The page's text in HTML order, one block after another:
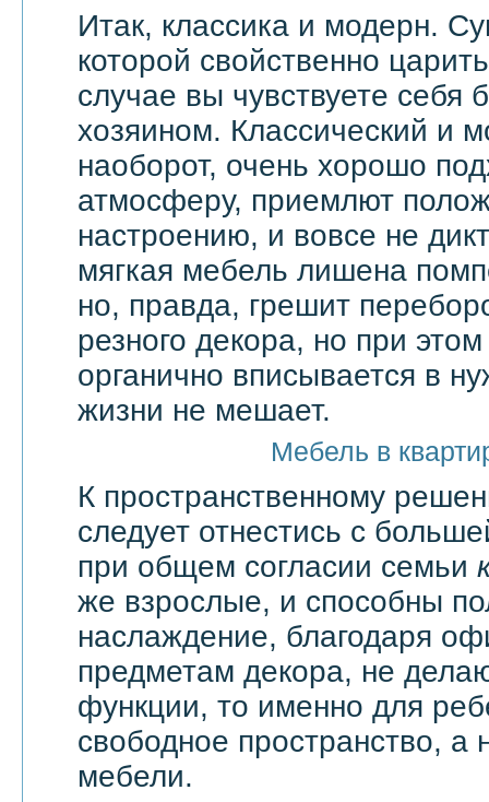
Итак, классика и модерн.
которой свойственно
случае вы чувствуете себя
хозяином. Классический и
наоборот, очень хорошо
атмосферу, приемлют
настроению, и вовсе не
мягкая мебель лишена
но, правда, грешит
резного декора, но при
органично вписывается в
жизни не мешает.
Мебель в
К пространственному
следует отнестись с
при общем согласии семьи
же взрослые, и способны
наслаждение, благодаря
предметам декора, не
функции, то именно для
свободное пространство, а
мебели.